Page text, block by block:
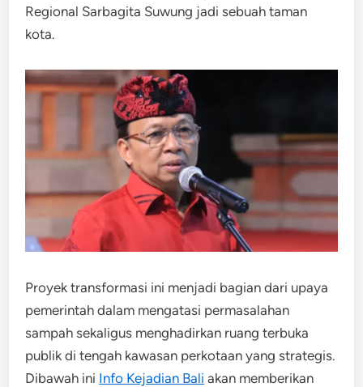
Regional Sarbagita Suwung jadi sebuah taman
kota.
Proyek transformasi ini menjadi bagian dari upaya
pemerintah dalam mengatasi permasalahan
sampah sekaligus menghadirkan ruang terbuka
publik di tengah kawasan perkotaan yang strategis.
Dibawah ini Info Kejadian Bali akan memberikan